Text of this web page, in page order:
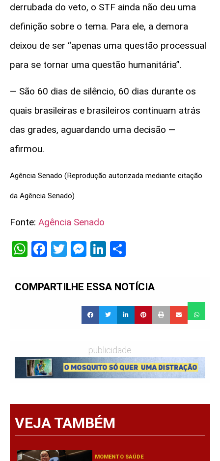
derrubada do veto, o STF ainda não deu uma
definição sobre o tema. Para ele, a demora
deixou de ser “apenas uma questão processual
para se tornar uma questão humanitária”.
— São 60 dias de silêncio, 60 dias durante os
quais brasileiras e brasileiros continuam atrás
das grades, aguardando uma decisão —
afirmou.
Agência Senado (Reprodução autorizada mediante citação
da Agência Senado)
Fonte: Agência Senado
WhatsApp
Facebook
Twitter
Messenger
LinkedIn
COMPARTILHE ESSA NOTÍCIA
publicidade
VEJA TAMBÉM
MOMENTO SAÚDE